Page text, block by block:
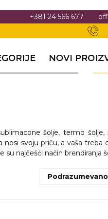
+381 24 566 677
NOVI
šolje, termo šolje,
svoju priču, a vaša treba
najčešći način brendiranja